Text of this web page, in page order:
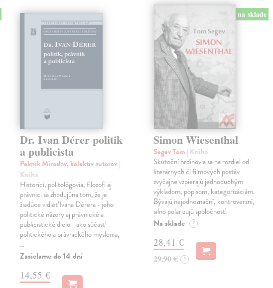
Dr. Ivan Dérer politik
a publicista
Pekník Miroslav, kolektív autorov|
Kniha
Historici, politológovia, filozofi aj
právnici sa zhodujúna tom, že je
žiadúce vidieť Ivana Dérera - jeho
politické názory aj právnické a
publicistické dielo - ako súčasť
politického a právnického myslenia,
…
Zasielame do 14 dní
14,55 €
na sklade
Simon Wiesenthal
Segev Tom | Kniha
Skutoční hrdinovia sa na rozdiel od
literárnych či filmových postáv
zvyčajne vzpierajú jednoduchým
výkladom, popisom, kategorizáciám.
Bývajú nejednoznační, kontroverzní,
silno polarizujú spoločnosť.
Na sklade ?
28,41 €
29,90 € ?